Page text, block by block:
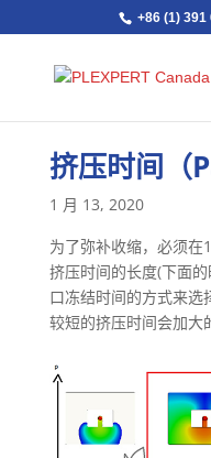
+86 (1) 391
挤压时间（
1 月 13, 2020
为了弥补收缩，必须在
挤压时间的长度(下面
口冻结时间的方式来选
较短的挤压时间会加大